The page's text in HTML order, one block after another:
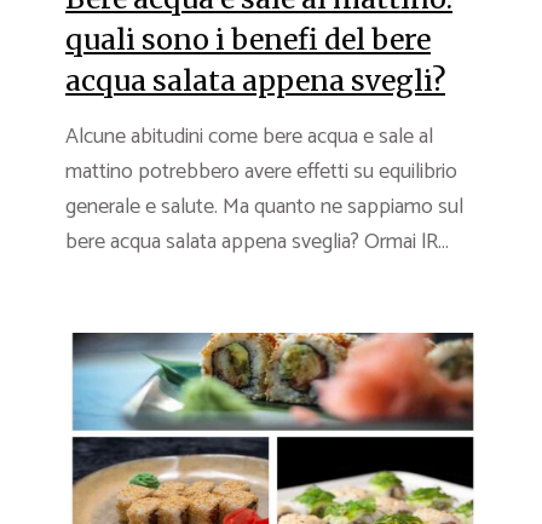
quali sono i benefi del bere
acqua salata appena svegli?
Alcune abitudini come bere acqua e sale al
mattino potrebbero avere effetti su equilibrio
generale e salute. Ma quanto ne sappiamo sul
bere acqua salata appena sveglia? Ormai lR...